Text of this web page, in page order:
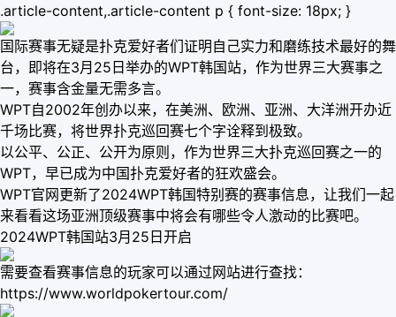
.article-content,.article-content p { font-size: 18px; }
国际赛事无疑是扑克爱好者们证明自己实力和磨练技术最好的舞
台，即将在3月25日举办的WPT韩国站，作为世界三大赛事之
一，赛事含金量无需多言。
WPT自2002年创办以来，在美洲、欧洲、亚洲、大洋洲开办近
千场比赛，将世界扑克巡回赛七个字诠释到极致。
以公平、公正、公开为原则，作为世界三大扑克巡回赛之一的
WPT，早已成为中国扑克爱好者的狂欢盛会。
WPT官网更新了2024WPT韩国特别赛的赛事信息，让我们一起
来看看这场亚洲顶级赛事中将会有哪些令人激动的比赛吧。
2024WPT韩国站3月25日开启
需要查看赛事信息的玩家可以通过网站进行查找：
https://www.worldpokertour.com/